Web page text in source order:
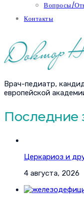
Вопросы/
Контакты
Врач-педиатр,
европейской
Последние
Церкариоз и
4 августа, 2026